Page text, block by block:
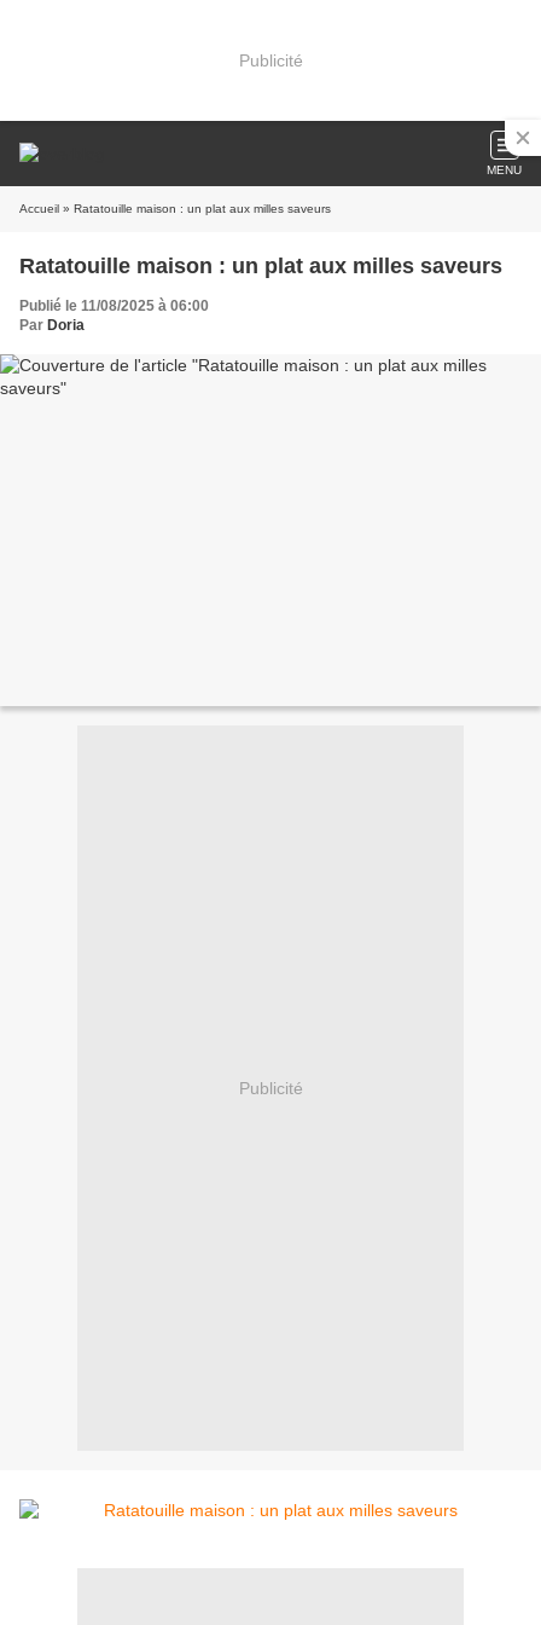
Publicité
MENU
Accueil » Ratatouille maison : un plat aux milles saveurs
Ratatouille maison : un plat aux milles saveurs
Publié le 11/08/2025 à 06:00
Par Doria
Publicité